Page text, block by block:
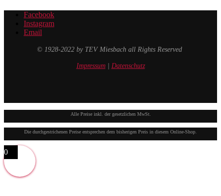
Facebook
Instagram
Email
© 1928-2022 by TEV Miesbach all Rights Reserved
Impressum| Datenschutz
Alle Preise inkl. der gesetzlichen MwSt.
Die durchgestrichenen Preise entsprechen dem bisherigen Preis in diesem Online-Shop.
0